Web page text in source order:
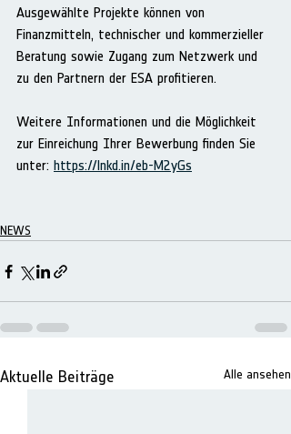
Ausgewählte Projekte können von
Finanzmitteln, technischer und kommerzieller
Beratung sowie Zugang zum Netzwerk und
zu den Partnern der ESA profitieren.
Weitere Informationen und die Möglichkeit
zur Einreichung Ihrer Bewerbung finden Sie
unter: https://lnkd.in/eb-M2yGs
NEWS
Aktuelle Beiträge Alle ansehen